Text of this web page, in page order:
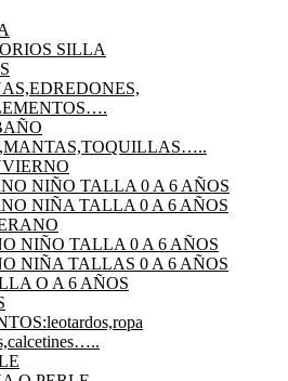
SILLA
NIÑO TALLA 0 A 6 AÑOS
NIÑA TALLA 0 A 6 AÑOS
NIÑO TALLA 0 A 6 AÑOS
NIÑA TALLAS 0 A 6 AÑOS
O A 6 AÑOS